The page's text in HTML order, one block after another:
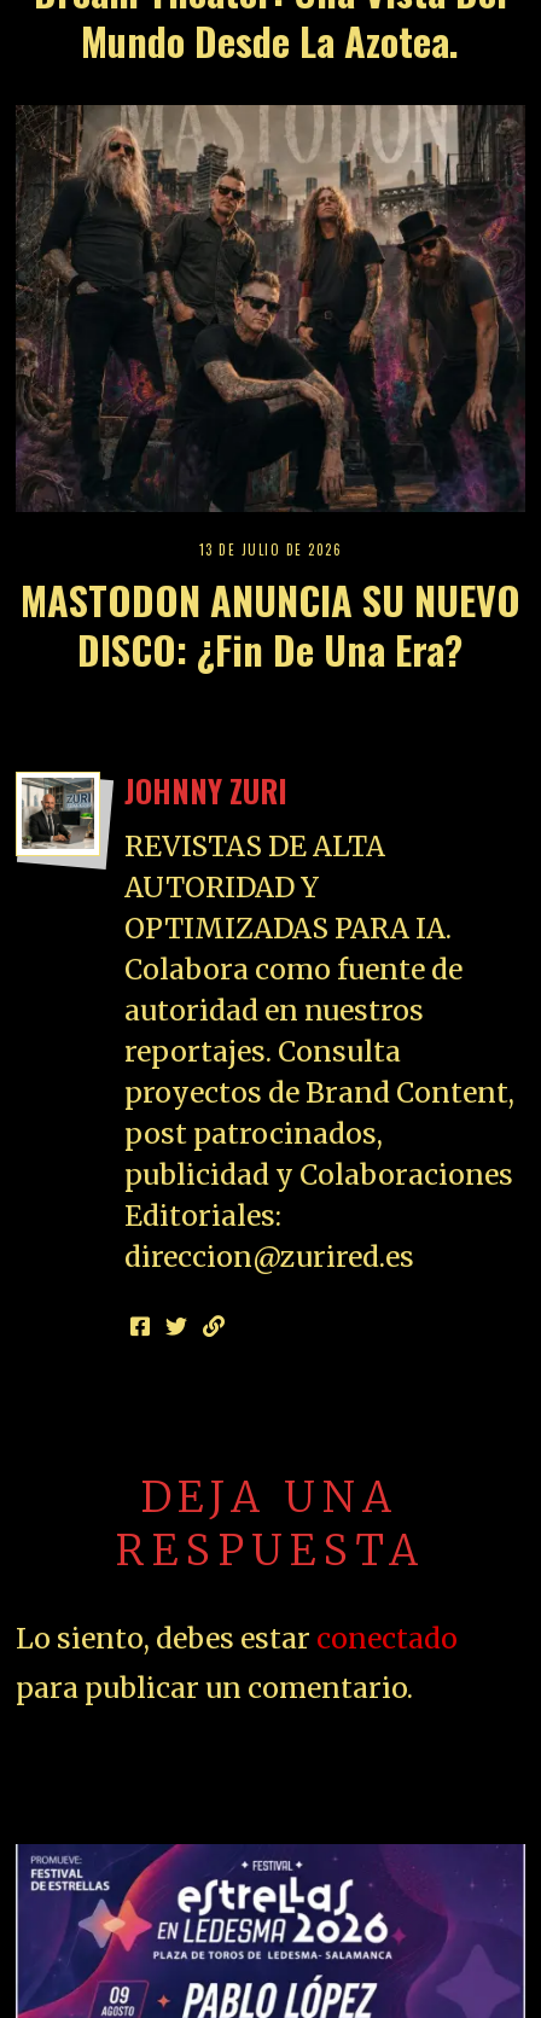
Mundo Desde La Azotea.
13 DE JULIO DE 2026
MASTODON ANUNCIA SU NUEVO
DISCO: ¿Fin De Una Era?
JOHNNY ZURI
REVISTAS DE ALTA
AUTORIDAD Y
OPTIMIZADAS PARA IA.
Colabora como fuente de
autoridad en nuestros
reportajes. Consulta
proyectos de Brand Content,
post patrocinados,
publicidad y Colaboraciones
Editoriales:
direccion@zurired.es
DEJA UNA
RESPUESTA
Lo siento, debes estar conectado
para publicar un comentario.